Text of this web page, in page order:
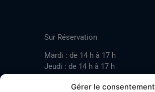
Gérer le consentement
Sur Réservation
Mardi : de 14 h à 17 h
Jeudi : de 14 h à 17 h